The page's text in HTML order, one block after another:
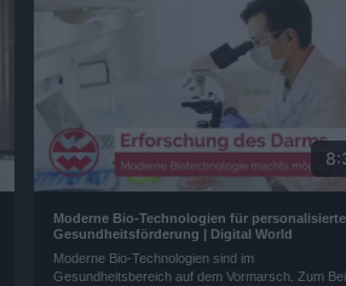
anpassen. Doch das ist oft einfacher gesagt als
Moderne Bio-Technologien für personalisierte
Gesundheitsförderung | Digital World
Moderne Bio-Technologien sind im
Gesundheitsbereich auf dem Vormarsch. Zum